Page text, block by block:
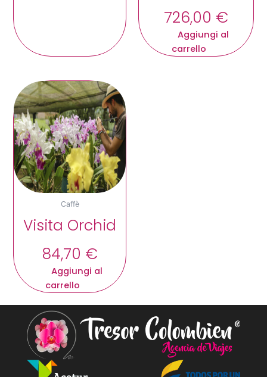
726,00 €
Aggiungi al
carrello
Caffè
Visita Orchid
84,70 €
Aggiungi al
carrello